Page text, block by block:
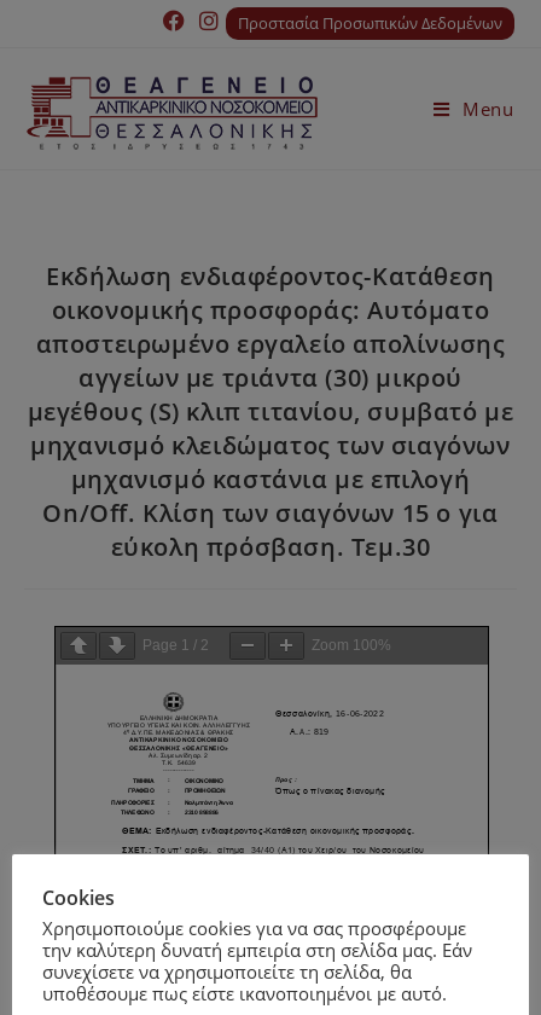
Προστασία Προσωπικών Δεδομένων
Menu
Εκδήλωση ενδιαφέροντος-Κατάθεση
οικονομικής προσφοράς: Αυτόματο
αποστειρωμένο εργαλείο απολίνωσης
αγγείων με τριάντα (30) μικρού
μεγέθους (S) κλιπ τιτανίου, συμβατό με
μηχανισμό κλειδώματος των σιαγόνων
μηχανισμό καστάνια με επιλογή
On/Off. Κλίση των σιαγόνων 15 ο για
εύκολη πρόσβαση. Τεμ.30
Page 1 / 2 Zoom 100%
Cookies
Χρησιμοποιούμε cookies για να σας προσφέρουμε
την καλύτερη δυνατή εμπειρία στη σελίδα μας. Εάν
συνεχίσετε να χρησιμοποιείτε τη σελίδα, θα
υποθέσουμε πως είστε ικανοποιημένοι με αυτό.